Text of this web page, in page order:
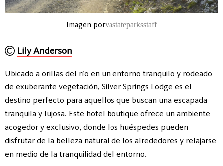
Imagen porvastateparksstaff
Lily Anderson
Ubicado a orillas del río en un entorno tranquilo y rodeado
de exuberante vegetación, Silver Springs Lodge es el
destino perfecto para aquellos que buscan una escapada
tranquila y lujosa. Este hotel boutique ofrece un ambiente
acogedor y exclusivo, donde los huéspedes pueden
disfrutar de la belleza natural de los alrededores y relajarse
en medio de la tranquilidad del entorno.